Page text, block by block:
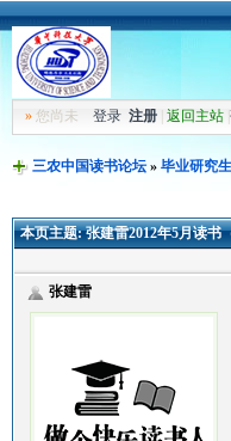
»您尚未 登录 注册| 返回主站|
三农中国读书论坛» 毕业研究
本页主题:张建雷2012年5月读书
张建雷